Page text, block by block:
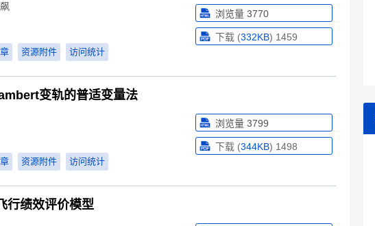
资源附件 访问统计
浏览量 3770
下载 (332KB) 1459
变轨的普适变量法
资源附件 访问统计
浏览量 3799
下载 (344KB) 1498
行绩效评价模型